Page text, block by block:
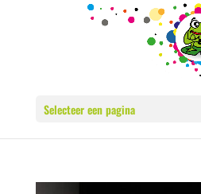
Selecteer een pagina